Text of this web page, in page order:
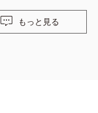
もっと見る